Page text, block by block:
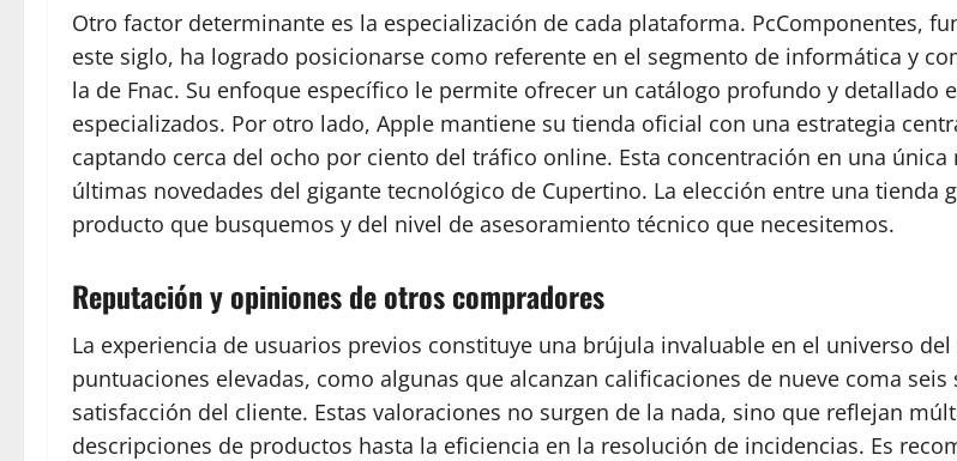
Otro factor determinante es la especialización de cada plataforma. PcComponentes,
este siglo, ha logrado posicionarse como referente en el segmento de informática y
la de Fnac. Su enfoque específico le permite ofrecer un catálogo profundo y detallado
especializados. Por otro lado, Apple mantiene su tienda oficial con una estrategia
captando cerca del ocho por ciento del tráfico online. Esta concentración en una
últimas novedades del gigante tecnológico de Cupertino. La elección entre una tienda
producto que busquemos y del nivel de asesoramiento técnico que necesitemos.
Reputación y opiniones de otros compradores
La experiencia de usuarios previos constituye una brújula invaluable en el universo
puntuaciones elevadas, como algunas que alcanzan calificaciones de nueve coma
satisfacción del cliente. Estas valoraciones no surgen de la nada, sino que reflejan
descripciones de productos hasta la eficiencia en la resolución de incidencias. Es